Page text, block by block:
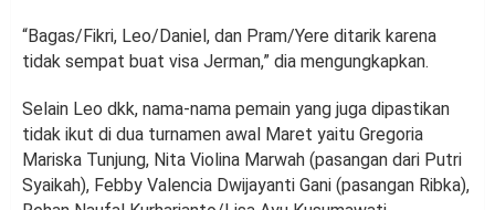
“Bagas/Fikri, Leo/Daniel, dan Pram/Yere ditarik karena
tidak sempat buat visa Jerman,” dia mengungkapkan.
Selain Leo dkk, nama-nama pemain yang juga dipastikan
tidak ikut di dua turnamen awal Maret yaitu Gregoria
Mariska Tunjung, Nita Violina Marwah (pasangan dari Putri
Syaikah), Febby Valencia Dwijayanti Gani (pasangan Ribka),